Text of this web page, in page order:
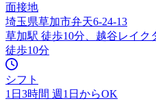
面接地
埼玉県草加市弁天6-24-13
草加駅 徒歩10分、越谷レイク
徒歩10分
シフト
1日3時間 週1日からOK